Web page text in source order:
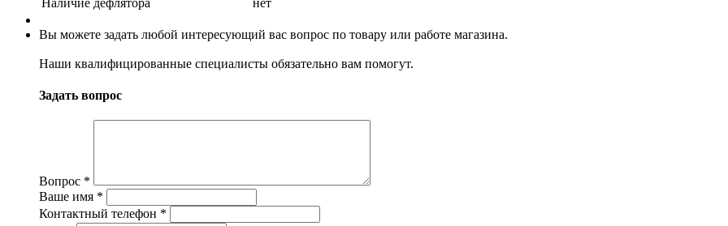
Наличие дефлятора
нет
Вы можете задать любой интересующий вас вопрос по товару или работе магазина.
Наши квалифицированные специалисты обязательно вам помогут.
Задать вопрос
Вопрос *
Ваше имя *
Контактный телефон *